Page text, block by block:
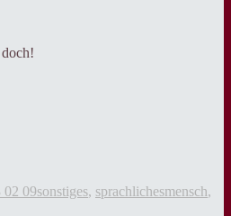
02 09sonstiges, sprachlichesmensch,